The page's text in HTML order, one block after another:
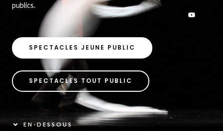
publics.
SPECTACLES JEUNE PUBLIC
SPECTACLES TOUT PUBLIC
EN-DESSOUS